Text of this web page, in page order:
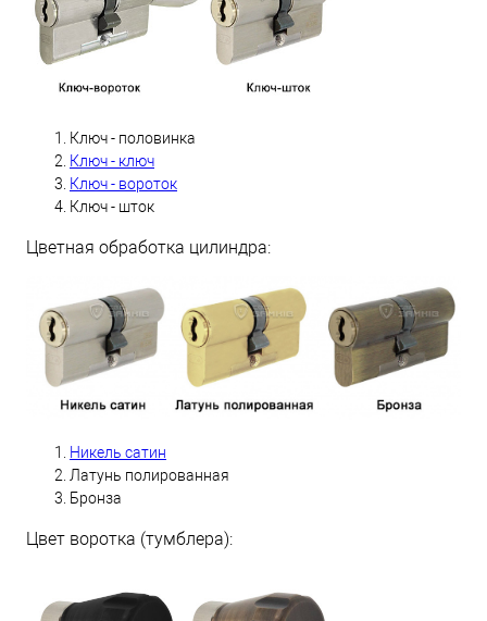
Ключ - половинка
Ключ - ключ
Ключ - вороток
Ключ - шток
Цветная обработка цилиндра:
Никель сатин
Латунь полированная
Бронза
Цвет воротка (тумблера):